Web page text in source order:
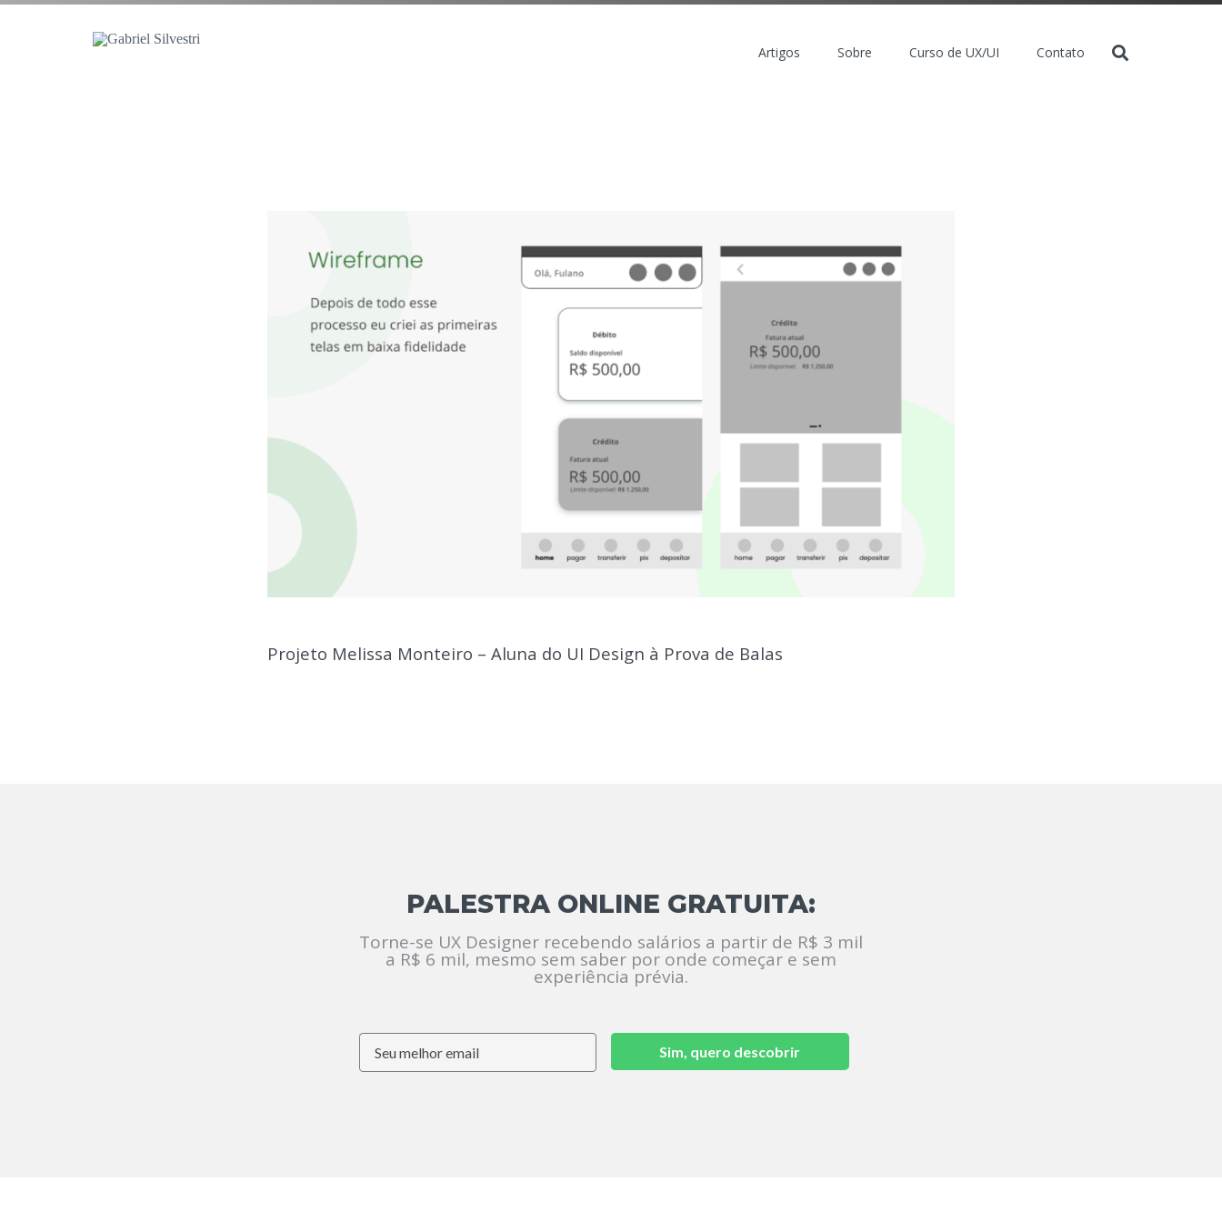
Artigos Sobre Curso de UX/UI Contato
Projeto Melissa Monteiro – Aluna do UI Design à Prova de Balas
PALESTRA ONLINE GRATUITA:
Torne-se UX Designer recebendo salários a partir de R$ 3 mil
a R$ 6 mil, mesmo sem saber por onde começar e sem
experiência prévia.
Sim, quero descobrir